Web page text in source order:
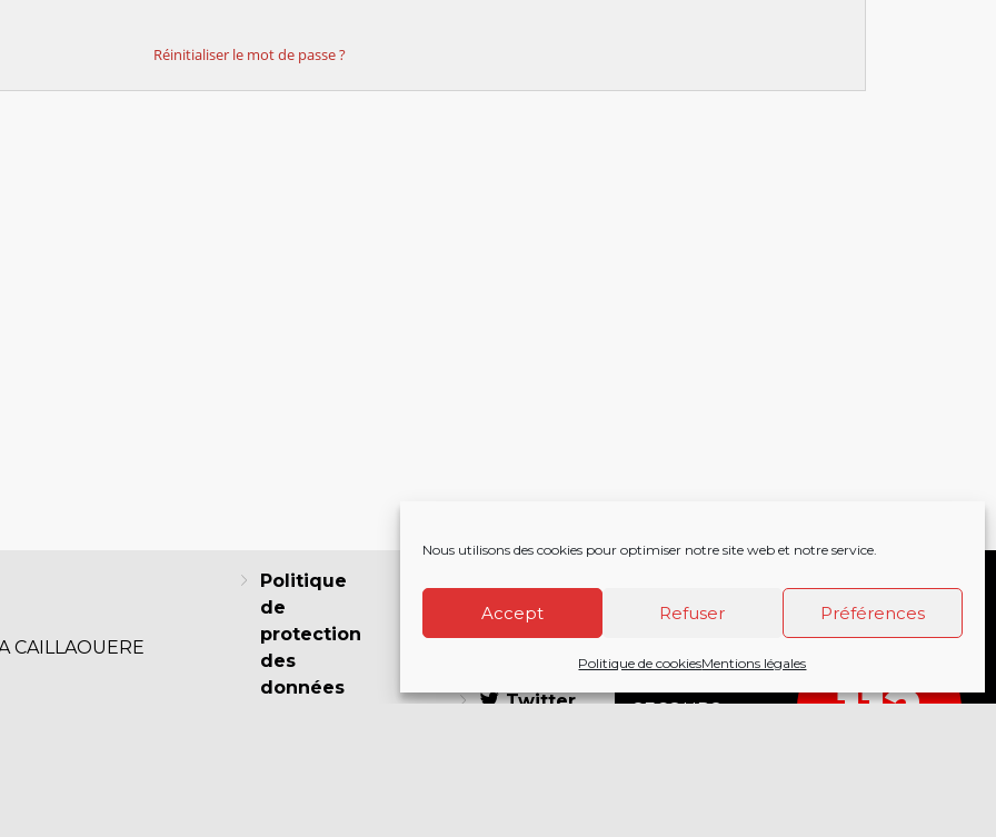
Nous utilisons des cookies pour optimiser notre site web et notre service.
Accept Refuser Préférences
Politique de cookiesMentions légales
Réinitialiser le mot de passe ?
CAILLAOUERE
Politique
de
protection
des
données
Twitter
SECOURS
18
112